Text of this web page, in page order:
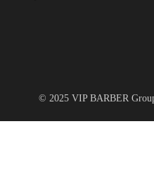
© 2025 VIP BARBER